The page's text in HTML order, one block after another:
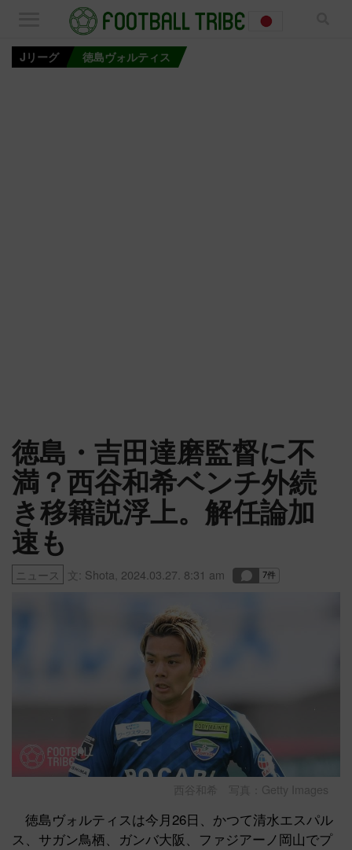
Jリーグ 徳島ヴォルティス
徳島・吉田達磨監督に不
満？西谷和希ベンチ外続
き移籍説浮上。解任論加
速も
ニュース 文: Shota 2024.03.27. 8:31 am
西谷和希 写真：Getty Images
徳島ヴォルティスは今月26日、かつて清水エスパル
ス、サガン鳥栖、ガンバ大阪、ファジアーノ岡山でプ